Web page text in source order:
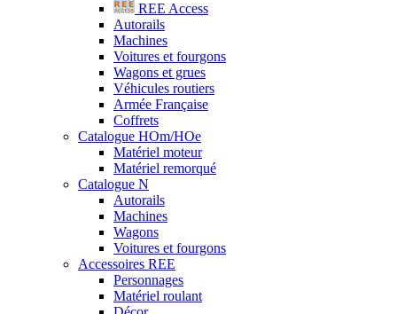
REE Access
Autorails
Machines
Voitures et fourgons
Wagons et grues
Véhicules routiers
Armée Française
Coffrets
Catalogue HOm/HOe
Matériel moteur
Matériel remorqué
Catalogue N
Autorails
Machines
Wagons
Voitures et fourgons
Accessoires REE
Personnages
Matériel roulant